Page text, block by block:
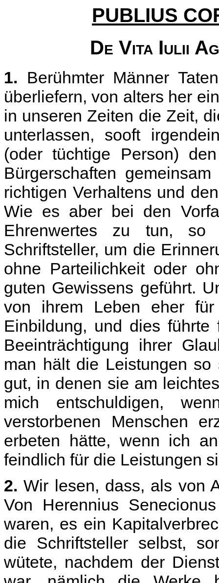
PUBLIUS
De Vita Iulii
1. Berühmter Männer
überliefern, von alters her
in unseren Zeiten die Zeit,
unterlassen, sooft
(oder tüchtige Person)
Bürgerschaften
richtigen Verhaltens und
Wie es aber bei den
Ehrenwertes zu tun, so
Schriftsteller, um die
ohne Parteilichkeit oder
guten Gewissens geführt.
von ihrem Leben eher
Einbildung, und dies
Beeinträchtigung ihrer
man hält die Leistungen
gut, in denen sie am
mich entschuldigen,
verstorbenen Menschen
erbeten hätte, wenn ich
feindlich für die Leistungen
2. Wir lesen, dass, als von
Von Herennius
waren, es ein
die Schriftsteller selbst,
wütete, nachdem der